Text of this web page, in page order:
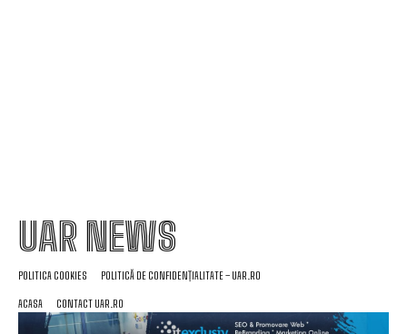
UAR NEWS
POLITICA COOKIES POLITICĂ DE CONFIDENȚIALITATE – UAR.RO
ACASA CONTACT UAR.RO